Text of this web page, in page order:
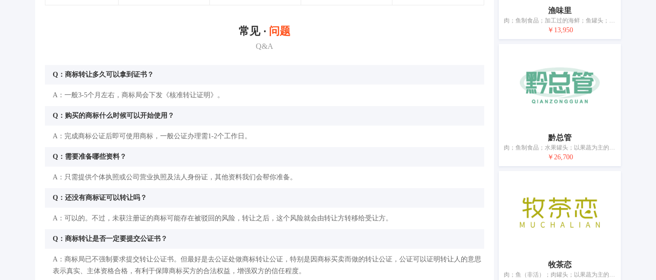
常见 · 问题
Q&A
Q：商标转让多久可以拿到证书？
A：一般3-5个月左右，商标局会下发《核准转让证明》。
Q：购买的商标什么时候可以开始使用？
A：完成商标公证后即可使用商标，一般公证办理需1-2个工作日。
Q：需要准备哪些资料？
A：只需提供个体执照或公司营业执照及法人身份证，其他资料我们会帮你准备。
Q：还没有商标证可以转让吗？
A：可以的。不过，未获注册证的商标可能存在被驳回的风险，转让之后，这个风险就会由转让方转移给受让方。
Q：商标转让是否一定要提交公证书？
A：商标局已不强制要求提交转让公证书。但最好是去公证处做商标转让公证，特别是因商标买卖而做的转让公证，公证可以证明转让人的意思
表示真实、主体资格合格，有利于保障商标买方的合法权益，增强双方的信任程度。
渔味里
肉；鱼制食品；加工过的海鲜；鱼罐头；以果蔬为主的零食小吃；加工过的蔬菜；蛋；加工过的坚果；干食用菌；豆腐制品
￥13,950
黔总管
肉；鱼制食品；水果罐头；以果蔬为主的零食小吃；速冻方便菜肴；蛋；奶制品；食用油；加工过的坚果；干食用菌
￥26,700
牧茶恋
肉；鱼（非活）；肉罐头；以果蔬为主的零食小吃；腌制蔬菜；蛋；奶制品；食用油；加工过的坚果；豆腐制品